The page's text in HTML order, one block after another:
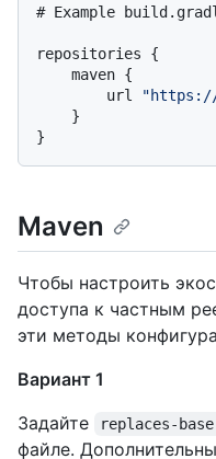
# Example
repositories {
        url
Maven
Чтобы настроить
доступа к частным
эти методы
Вариант 1
Задайте
replaces-
файле.